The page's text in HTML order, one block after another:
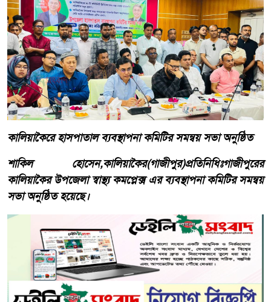
কালিয়াকৈরে হাসপাতাল ব্যবস্থাপনা কমিটির সমন্বয় সভা অনুষ্ঠিত
শাকিল হোসেন,কালিয়াকৈর(গাজীপুর)প্রতিনিধিঃগাজীপুরের
কালিয়াকৈর উপজেলা স্বাস্থ্য কমপ্লেক্স এর ব্যবস্থাপনা কমিটির সমন্বয়
সভা অনুষ্ঠিত হয়েছে।